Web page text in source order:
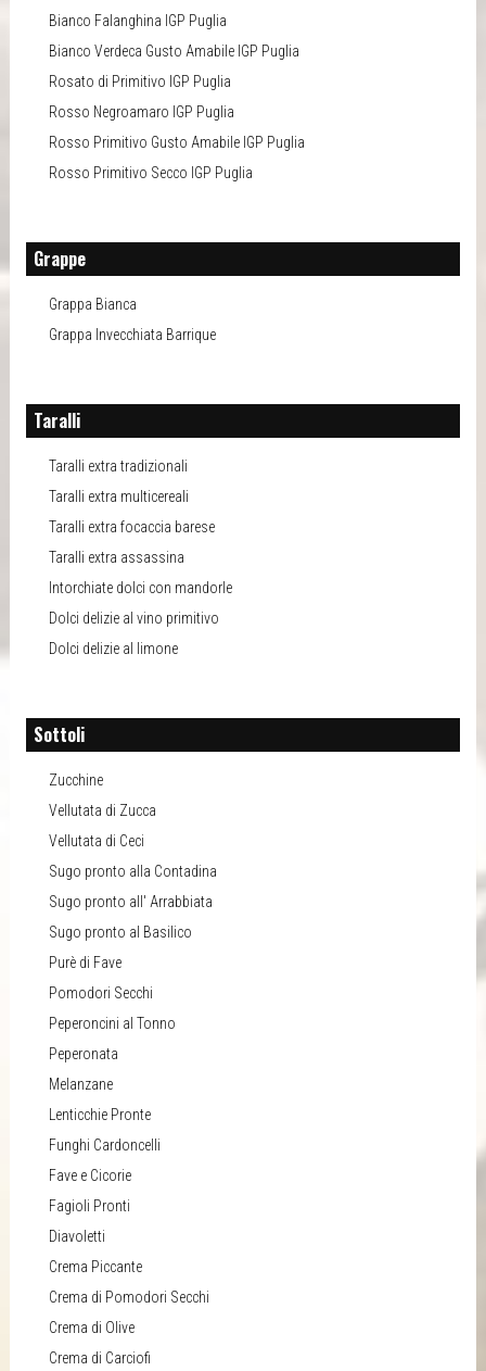
Bianco Falanghina IGP Puglia
Bianco Verdeca Gusto Amabile IGP Puglia
Rosato di Primitivo IGP Puglia
Rosso Negroamaro IGP Puglia
Rosso Primitivo Gusto Amabile IGP Puglia
Rosso Primitivo Secco IGP Puglia
Grappe
Grappa Bianca
Grappa Invecchiata Barrique
Taralli
Taralli extra tradizionali
Taralli extra multicereali
Taralli extra focaccia barese
Taralli extra assassina
Intorchiate dolci con mandorle
Dolci delizie al vino primitivo
Dolci delizie al limone
Sottoli
Zucchine
Vellutata di Zucca
Vellutata di Ceci
Sugo pronto alla Contadina
Sugo pronto all' Arrabbiata
Sugo pronto al Basilico
Purè di Fave
Pomodori Secchi
Peperoncini al Tonno
Peperonata
Melanzane
Lenticchie Pronte
Funghi Cardoncelli
Fave e Cicorie
Fagioli Pronti
Diavoletti
Crema Piccante
Crema di Pomodori Secchi
Crema di Olive
Crema di Carciofi